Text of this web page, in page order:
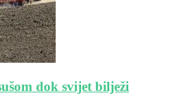
dok svijet bilježi